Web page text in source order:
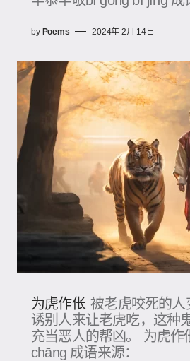
by Poems 2024年 2月 14日
为虎作伥 被老虎咬死的人
诱别人来让老虎吃，这种
充当恶人的帮凶。 为虎作
chāng 成语来源：